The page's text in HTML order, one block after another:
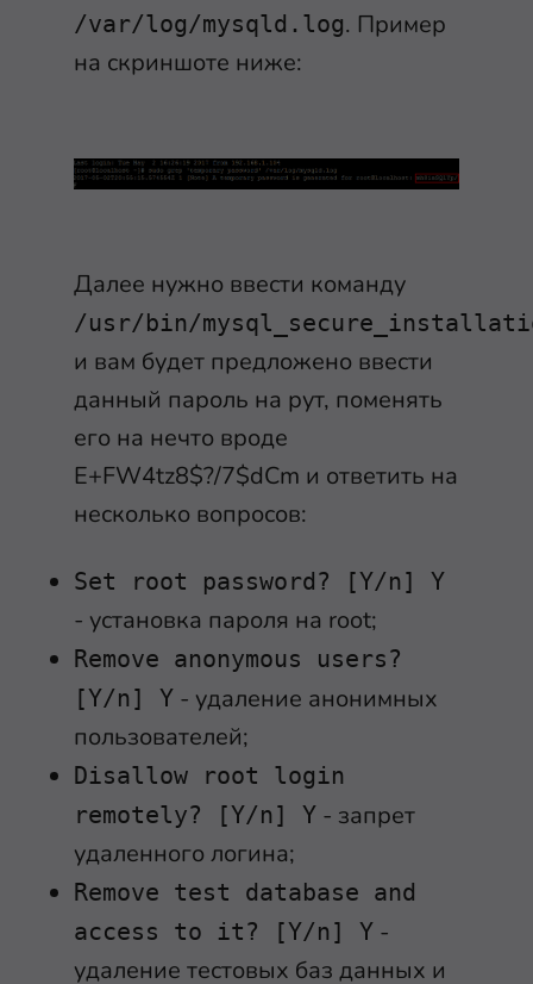
/var/log/mysqld.log. Пример
на скриншоте ниже:
Далее нужно ввести команду
/usr/bin/
и вам будет предложено ввести
данный пароль на рут, поменять
его на нечто вроде
E+FW4tz8$?/7$dCm и ответить на
несколько вопросов:
Set root password? [Y/n] Y
- установка пароля на root;
Remove anonymous users?
[Y/n] Y - удаление анонимных
пользователей;
Disallow root login
remotely? [Y/n] Y - запрет
удаленного логина;
Remove test database and
access to it? [Y/n] Y -
удаление тестовых баз данных и